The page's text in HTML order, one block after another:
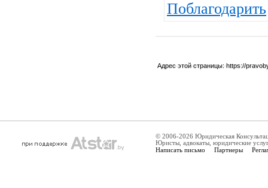
Поблагодарить
Адрес этой страницы: https://
© 2006-2026 Юридическая
Юристы, адвокаты, юридические
Написать письмо Партнеры